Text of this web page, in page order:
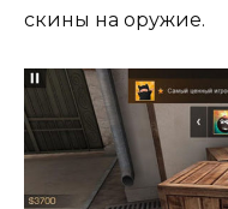
скины на оружие.